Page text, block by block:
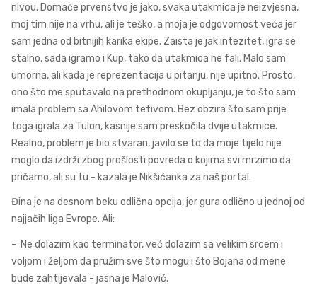
nivou. Domaće prvenstvo je jako, svaka utakmica je neizvjesna,
moj tim nije na vrhu, ali je teško, a moja je odgovornost veća jer
sam jedna od bitnijih karika ekipe. Zaista je jak intezitet, igra se
stalno, sada igramo i Kup, tako da utakmica ne fali. Malo sam
umorna, ali kada je reprezentacija u pitanju, nije upitno. Prosto,
ono što me sputavalo na prethodnom okupljanju, je to što sam
imala problem sa Ahilovom tetivom. Bez obzira što sam prije
toga igrala za Tulon, kasnije sam preskočila dvije utakmice.
Realno, problem je bio stvaran, javilo se to da moje tijelo nije
moglo da izdrži zbog prošlosti povreda o kojima svi mrzimo da
pričamo, ali su tu - kazala je Nikšićanka za naš portal.
Đina je na desnom beku odlična opcija, jer gura odlično u jednoj od
najjačih liga Evrope. Ali:
- Ne dolazim kao terminator, već dolazim sa velikim srcem i
voljom i željom da pružim sve što mogu i što Bojana od mene
bude zahtijevala - jasna je Malović.